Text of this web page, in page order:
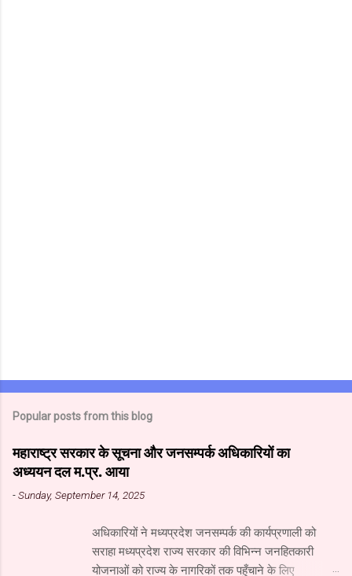
Popular posts from this blog
महाराष्ट्र सरकार के सूचना और जनसम्पर्क अधिकारियों का
अध्ययन दल म.प्र. आया
-Sunday, September 14, 2025
अधिकारियों ने मध्यप्रदेश जनसम्पर्क की कार्यप्रणाली को
सराहा मध्यप्रदेश राज्य सरकार की विभिन्न जनहितकारी
योजनाओं को राज्य के नागरिकों तक पहुँचाने के लिए